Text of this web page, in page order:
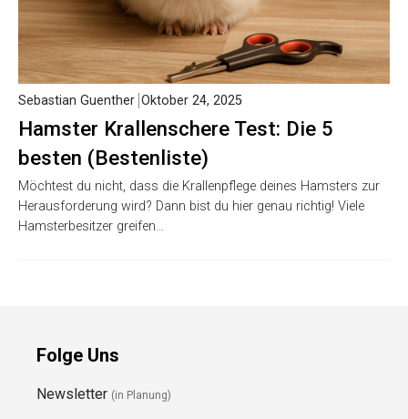
Hamster Krallenschere Test: Die 5
besten (Bestenliste)
Sebastian Guenther Oktober 24, 2025
Möchtest du nicht, dass die Krallenpflege deines Hamsters zur
Herausforderung wird? Dann bist du hier genau richtig! Viele
Hamsterbesitzer greifen…
Folge Uns
Newsletter (in Planung)